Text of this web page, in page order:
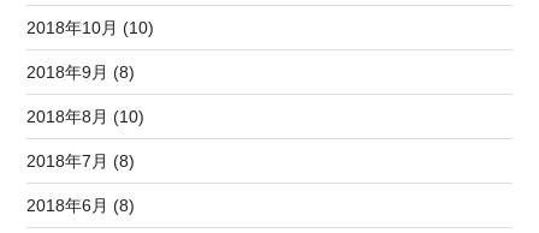
2018年10月 (10)
2018年9月 (8)
2018年8月 (10)
2018年7月 (8)
2018年6月 (8)